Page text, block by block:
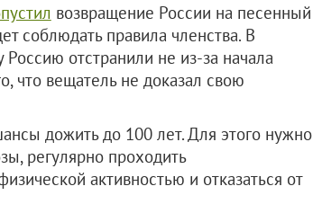
возвращение России на песенный
соблюдать правила членства. В
отстранили не из-за начала
что вещатель не доказал свою
дожить до 100 лет. Для этого нужно
регулярно проходить
активностью и отказаться от